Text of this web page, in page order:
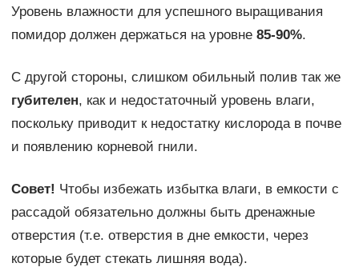
Уровень влажности для успешного выращивания
помидор должен держаться на уровне 85-90%.
С другой стороны, слишком обильный полив так же
губителен, как и недостаточный уровень влаги,
поскольку приводит к недостатку кислорода в почве
и появлению корневой гнили.
Совет! Чтобы избежать избытка влаги, в емкости с
рассадой обязательно должны быть дренажные
отверстия (т.е. отверстия в дне емкости, через
которые будет стекать лишняя вода).